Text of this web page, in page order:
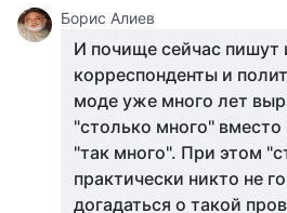
Борис Алиев
И почище сейчас пишут
корреспонденты и
моде уже много лет
"столько много"
"так много". При этом
практически никто не
догадаться о такой